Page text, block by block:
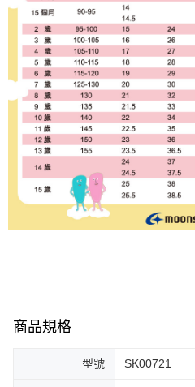
商品規格
型號 SK00721